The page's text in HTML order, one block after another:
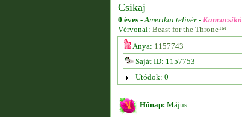
Csikaj
0 éves -Amerikai telivér - Kancacsikó
Vérvonal: Beast for the Throne™
Anya: 1157743
Saját ID: 1157753
Utódok: 0
Hónap: Május